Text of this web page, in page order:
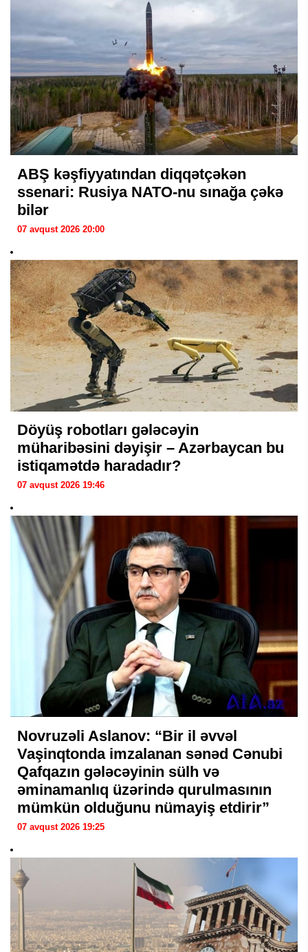
ABŞ kəşfiyyatından diqqətçəkən
ssenari: Rusiya NATO-nu sınağa çəkə
bilər
07 avqust 2026 20:00
Döyüş robotları gələcəyin
müharibəsini dəyişir – Azərbaycan bu
istiqamətdə haradadır?
07 avqust 2026 19:46
Novruzəli Aslanov: “Bir il əvvəl
Vaşinqtonda imzalanan sənəd Cənubi
Qafqazın gələcəyinin sülh və
əminamanlıq üzərində qurulmasının
mümkün olduğunu nümayiş etdirir”
07 avqust 2026 19:25